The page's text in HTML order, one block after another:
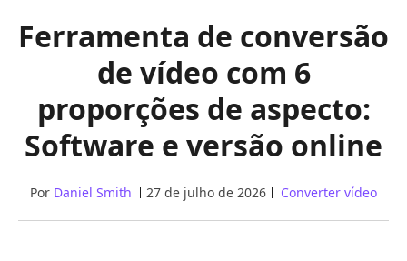
Ferramenta de conversão
de vídeo com 6
proporções de aspecto:
Software e versão online
Por Daniel Smith 27 de julho de 2026 Converter vídeo